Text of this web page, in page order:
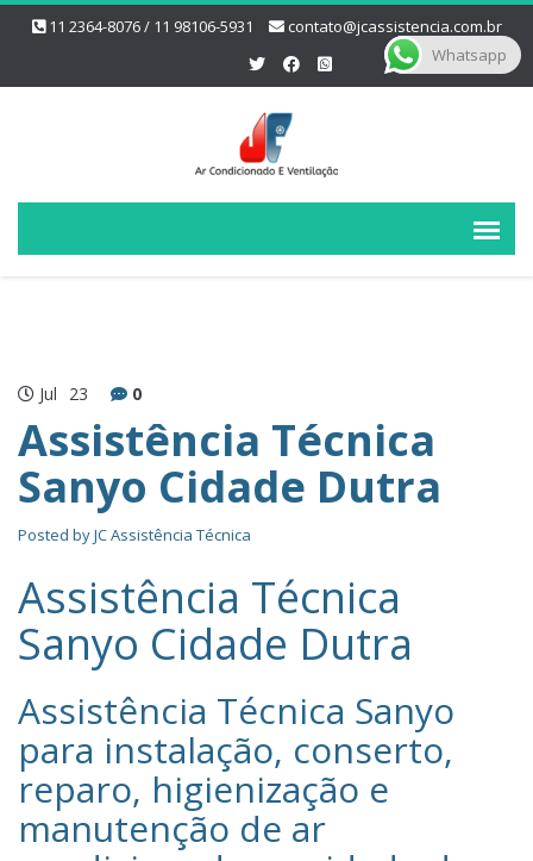
11 2364-8076 / 11 98106-5931 contato@jcassistencia.com.br
Jul 23 0
Assistência Técnica
Sanyo Cidade Dutra
Posted byJC Assistência Técnica
Assistência Técnica
Sanyo Cidade Dutra
Assistência Técnica Sanyo‎
para instalação, conserto,
reparo, higienização e
manutenção de ar
Whatsapp